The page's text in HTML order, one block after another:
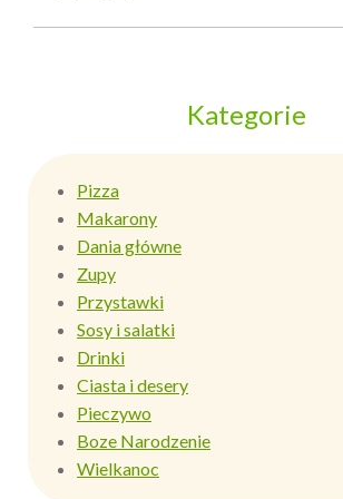
Kategorie
Pizza
Makarony
Dania główne
Zupy
Przystawki
Sosy i salatki
Drinki
Ciasta i desery
Pieczywo
Boze Narodzenie
Wielkanoc